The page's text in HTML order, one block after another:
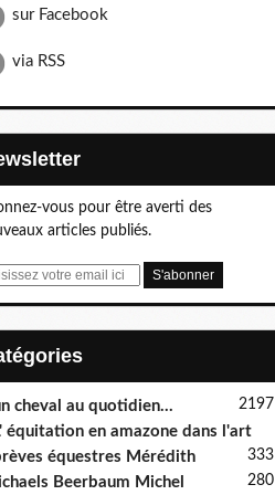
sur Facebook
via RSS
vous pour être averti des
articles publiés.
cheval au quotidien... 2197
équitation en amazone dans l'art
333
équestres Mérédith
Beerbaum Michel
280